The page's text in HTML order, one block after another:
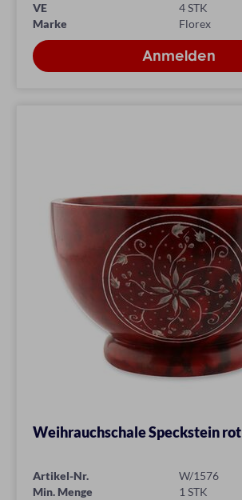
VE
4 STK
Marke
Florex
Weihrauchschale Speckstein rot
Artikel-Nr.
W/1576
Min. Menge
1 STK